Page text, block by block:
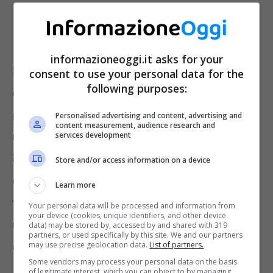
Ma non è tutto perché a seconda
dell’infrazione effettuata, i punti persi
possono passareda 5 a 10, e per i
neopatentati sono doppi
incrociare un Autovelox di per sé può già
costare molto caro. Chi pensa che però sia
tutto qui, si sbaglia. Eccocosa potrebbe
riservarci in futurouna “fotografia” scattata
nel momento sbagliato.
informazioneoggi.it asks for your
consent to use your personal data for the
following purposes:
Personalised advertising and content, advertising and
content measurement, audience research and
services development
Store and/or access information on a device
Learn more
Your personal data will be processed and information from
your device (cookies, unique identifiers, and other device
data) may be stored by, accessed by and shared with 319
partners, or used specifically by this site. We and our partners
may use precise geolocation data. List of partners.
Some vendors may process your personal data on the basis